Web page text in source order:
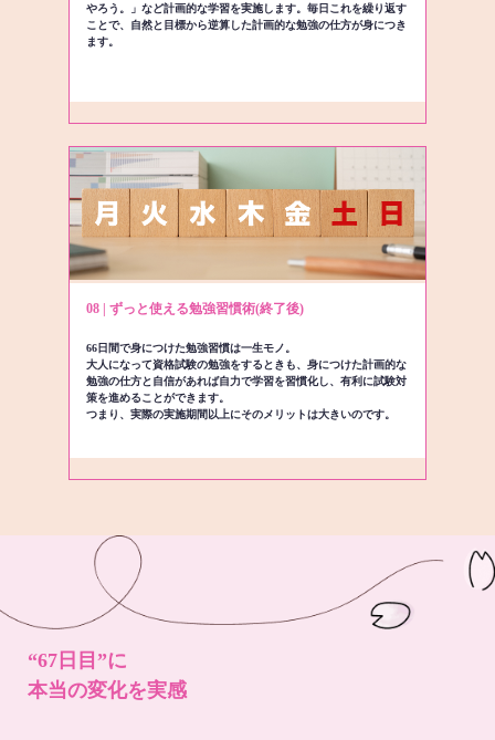
やろう。」など計画的な学習を実施します。毎日これを繰り返す
ことで、自然と目標から逆算した計画的な勉強の仕方が身につき
ます。
08 | ずっと使える勉強習慣術(終了後)
66日間で身につけた勉強習慣は一生モノ。
大人になって資格試験の勉強をするときも、身につけた計画的な
勉強の仕方と自信があれば自力で学習を習慣化し、有利に試験対
策を進めることができます。
つまり、実際の実施期間以上にそのメリットは大きいのです。
“67日目”に
本当の変化を実感